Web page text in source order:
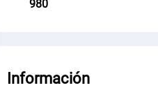
980
Información